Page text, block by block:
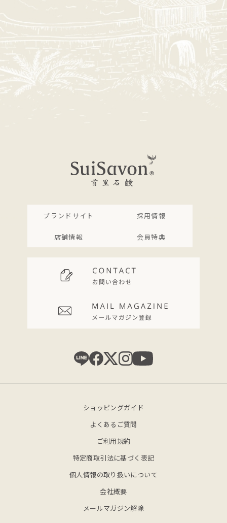
ブランドサイト 採用情報
店舗情報 会員特典
ショッピングガイド
よくあるご質問
ご利用規約
特定商取引法に基づく表記
個人情報の取り扱いについて
会社概要
メールマガジン解除